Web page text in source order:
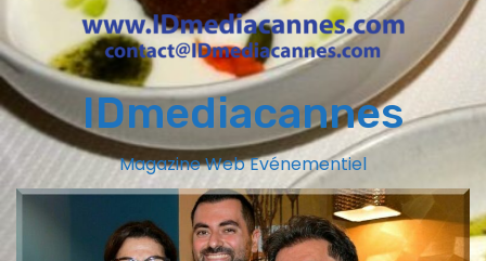
IDmediacannes
Magazine Web Evénementiel